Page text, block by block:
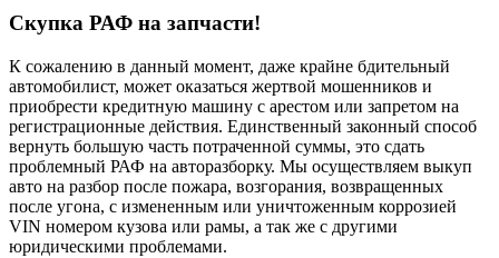
Скупка РАФ на запчасти!
К сожалению в данный момент, даже крайне бдительный
автомобилист, может оказаться жертвой мошенников и
приобрести кредитную машину с арестом или запретом на
регистрационные действия. Единственный законный способ
вернуть большую часть потраченной суммы, это сдать
проблемный РАФ на авторазборку. Мы осуществляем выкуп
авто на разбор после пожара, возгорания, возвращенных
после угона, с измененным или уничтоженным коррозией
VIN номером кузова или рамы, а так же с другими
юридическими проблемами.